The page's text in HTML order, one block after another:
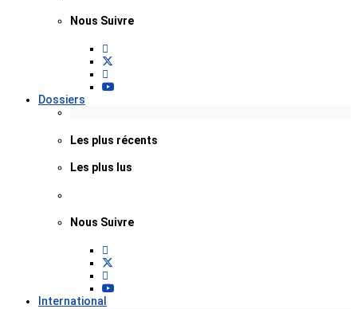
Nous Suivre
Dossiers
Les plus récents
Les plus lus
Nous Suivre
International